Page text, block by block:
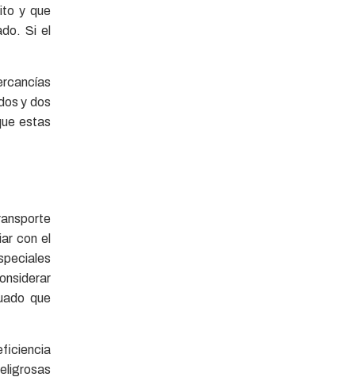
y que
Si el
y dos
estas
con el
que